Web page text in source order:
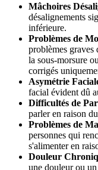
Mâchoires
désalignements
inférieure.
Problèmes de
problèmes graves
la sous-morsure
corrigés
Asymétrie
facial évident dû
Difficultés de
parler en raison
Problèmes de
personnes qui
s'alimenter en
Douleur
une douleur ou